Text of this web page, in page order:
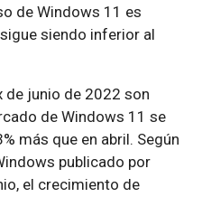
de Windows 11 es
siendo inferior al
de junio de 2022 son
de Windows 11 se
más que en abril. Según
publicado por
el crecimiento de